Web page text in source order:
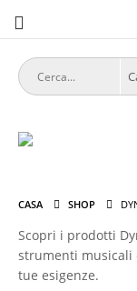
CASA SHOP
Scopri i prodotti
strumenti musicali
tue esigenze.